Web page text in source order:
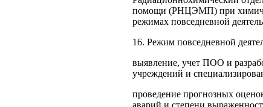
помощи (РНЦЭМП) при
режимах повседневной
16. Режим повседневной
выявление, учет ПОО и
учреждений и
проведение прогнозных
аварий и сте­пени